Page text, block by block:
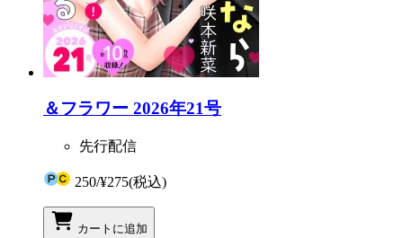
＆フラワー 2026年21号
先行配信
250/¥275(税込)
カートに追加